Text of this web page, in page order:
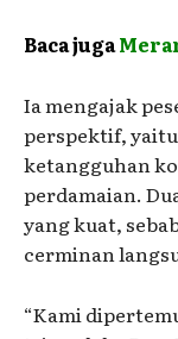
Baca juga
Ia mengajak
perspektif,
ketangguhan
perdamaian.
yang kuat,
cerminan
“Kami